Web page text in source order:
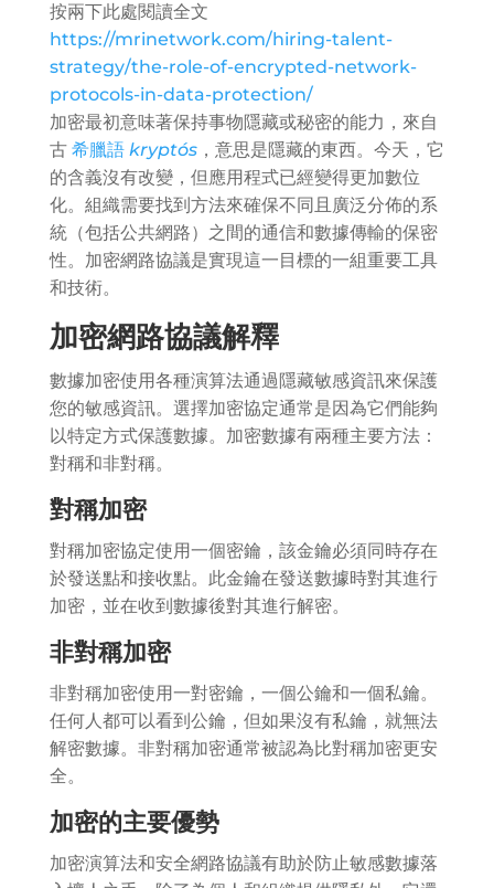
按兩下此處閱讀全文
https://mrinetwork.com/hiring-talent-
strategy/the-role-of-encrypted-network-
protocols-in-data-protection/
加密最初意味著保持事物隱藏或秘密的能力，來自
古 希臘語 kryptós，意思是隱藏的東西。今天，它
的含義沒有改變，但應用程式已經變得更加數位
化。組織需要找到方法來確保不同且廣泛分佈的系
統（包括公共網路）之間的通信和數據傳輸的保密
性。加密網路協議是實現這一目標的一組重要工具
和技術。
加密網路協議解釋
數據加密使用各種演算法通過隱藏敏感資訊來保護
您的敏感資訊。選擇加密協定通常是因為它們能夠
以特定方式保護數據。加密數據有兩種主要方法：
對稱和非對稱。
對稱加密
對稱加密協定使用一個密鑰，該金鑰必須同時存在
於發送點和接收點。此金鑰在發送數據時對其進行
加密，並在收到數據後對其進行解密。
非對稱加密
非對稱加密使用一對密鑰，一個公鑰和一個私鑰。
任何人都可以看到公鑰，但如果沒有私鑰，就無法
解密數據。非對稱加密通常被認為比對稱加密更安
全。
加密的主要優勢
加密演算法和安全網路協議有助於防止敏感數據落